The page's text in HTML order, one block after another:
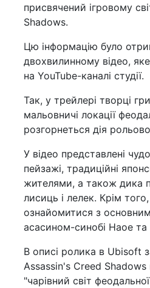
присвячений ігровому
Shadows.
Цю інформацію було
двохвилинному відео,
на YouTube-каналі студії.
Так, у трейлері творці
мальовничі локації
розгорнеться дія
У відео представлені
пейзажі, традиційні
жителями, а також дика
лисиць і лелек. Крім
ознайомитися з
асасином-синобі Наое
В описі ролика в Ubisoft
Assassin's Creed Shadows
"чарівний світ